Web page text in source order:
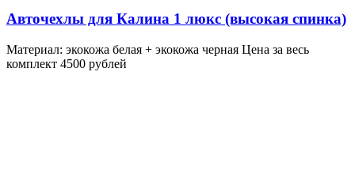
Авточехлы для Калина 1 люкс (высокая спинка)
Материал: экокожа белая + экокожа черная Цена за весь
комплект 4500 рублей